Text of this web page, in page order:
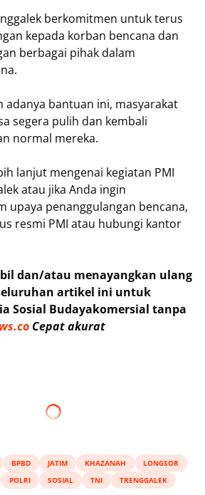
berkomitmen untuk terus
kepada korban bencana dan
berbagai pihak dalam
adanya bantuan ini, masyarakat
segera pulih dan kembali
normal mereka.
lanjut mengenai kegiatan PMI
atau jika Anda ingin
upaya penanggulangan bencana,
resmi PMI atau hubungi kantor
dan/atau menayangkan ulang
artikel ini untuk
Sosial Budayakomersial tanpa
Cepat akurat
BPBD JATIM KHAZANAH
LONGSOR
POLRI SOSIAL TNI TRENGGALEK